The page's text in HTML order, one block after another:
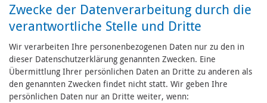
Zwecke der Datenverarbeitung durch die
verantwortliche Stelle und Dritte
Wir verarbeiten Ihre personenbezogenen Daten nur zu den in
dieser Datenschutzerklärung genannten Zwecken. Eine
Übermittlung Ihrer persönlichen Daten an Dritte zu anderen als
den genannten Zwecken findet nicht statt. Wir geben Ihre
persönlichen Daten nur an Dritte weiter, wenn: